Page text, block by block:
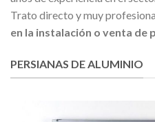
Trato directo y muy
en la instalación o venta de
PERSIANAS DE ALUMINIO